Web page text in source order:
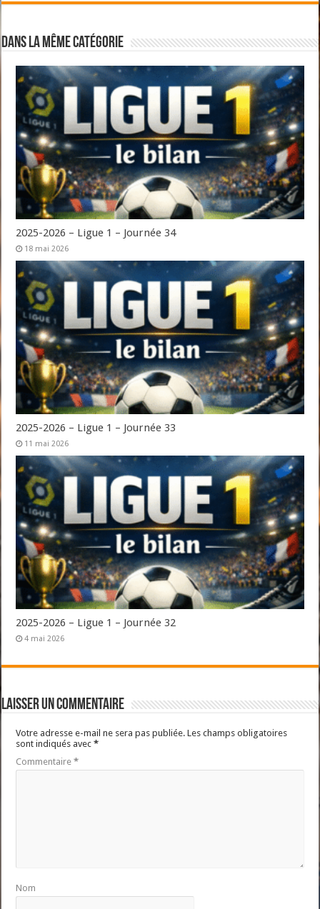
Dans la même catégorie
2025-2026 – Ligue 1 – Journée 34
18 mai 2026
2025-2026 – Ligue 1 – Journée 33
11 mai 2026
2025-2026 – Ligue 1 – Journée 32
4 mai 2026
Laisser un commentaire
Votre adresse e-mail ne sera pas publiée. Les champs obligatoires
sont indiqués avec*
Commentaire*
Nom